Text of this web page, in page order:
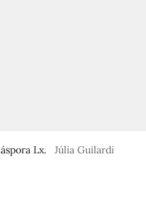
Lx. Júlia Guilardi